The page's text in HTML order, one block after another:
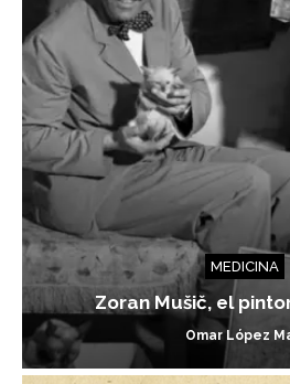
MEDICINA
Zoran Mušič, el
Omar López